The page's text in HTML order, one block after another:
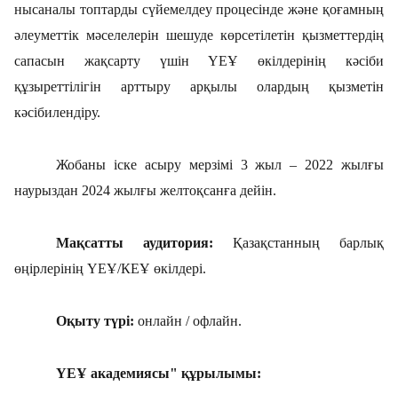
нысаналы топтарды сүйемелдеу процесінде және қоғамның
әлеуметтік мәселелерін шешуде көрсетілетін қызметтердің
сапасын жақсарту үшін ҮЕҰ өкілдерінің кәсіби
құзыреттілігін арттыру арқылы олардың қызметін
кәсібилендіру.
Жобаны іске асыру мерзімі 3 жыл – 2022 жылғы
наурыздан 2024 жылғы желтоқсанға дейін.
Мақсатты аудитория: Қазақстанның барлық
өңірлерінің ҮЕҰ/КЕҰ өкілдері.
Оқыту түрі: онлайн / офлайн.
ҮЕҰ академиясы" құрылымы: